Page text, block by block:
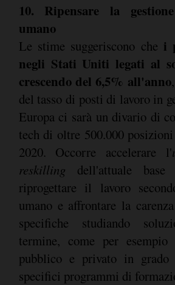
10. Ripensare la
umano
Le stime suggeriscono che i
negli Stati Uniti legati al
crescendo del 6,5% all'anno
del tasso di posti di lavoro in
Europa ci sarà un divario di
tech di oltre 500.000
2020. Occorre accelerare l'
reskilling dell'attuale base
riprogettare il lavoro
umano e affrontare la
specifiche studiando
termine, come per esempio
pubblico e privato in
specifici programmi di